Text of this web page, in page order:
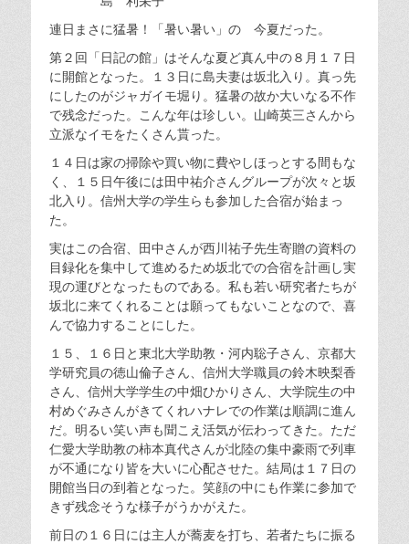
連日まさに猛暑！「暑い暑い」の 今夏だった。
第２回「日記の館」はそんな夏ど真ん中の８月１７日
に開館となった。１３日に島夫妻は坂北入り。真っ先
にしたのがジャガイモ堀り。猛暑の故か大いなる不作
で残念だった。こんな年は珍しい。山崎英三さんから
立派なイモをたくさん貰った。
１４日は家の掃除や買い物に費やしほっとする間もな
く、１５日午後には田中祐介さんグループが次々と坂
北入り。信州大学の学生らも参加した合宿が始まっ
た。
実はこの合宿、田中さんが西川祐子先生寄贈の資料の
目録化を集中して進めるため坂北での合宿を計画し実
現の運びとなったものである。私も若い研究者たちが
坂北に来てくれることは願ってもないことなので、喜
んで協力することにした。
１５、１６日と東北大学助教・河内聡子さん、京都大
学研究員の徳山倫子さん、信州大学職員の鈴木映梨香
さん、信州大学学生の中畑ひかりさん、大学院生の中
村めぐみさんがきてくれハナレでの作業は順調に進ん
だ。明るい笑い声も聞こえ活気が伝わってきた。ただ
仁愛大学助教の柿本真代さんが北陸の集中豪雨で列車
が不通になり皆を大いに心配させた。結局は１７日の
開館当日の到着となった。笑顔の中にも作業に参加で
きず残念そうな様子がうかがえた。
前日の１６日には主人が蕎麦を打ち、若者たちに振る